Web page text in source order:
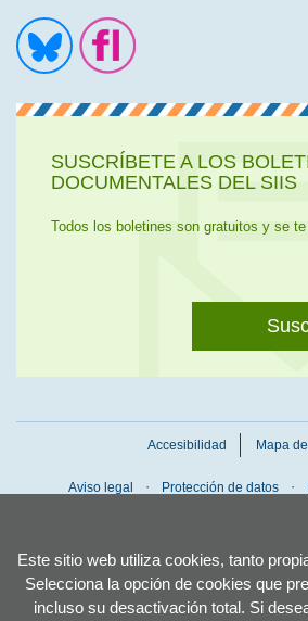
Este sitio web utiliza cookies, tanto
Selecciona la opción de cookies que
incluso su desactivación total. Si
SUSCRÍBETE A LOS
DOCUMENTALES DEL SIIS
Todos los boletines son gratuitos y se
Accesibilidad Mapa
Aviso legal Protección de datos